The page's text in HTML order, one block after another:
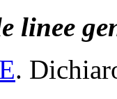
linee
.